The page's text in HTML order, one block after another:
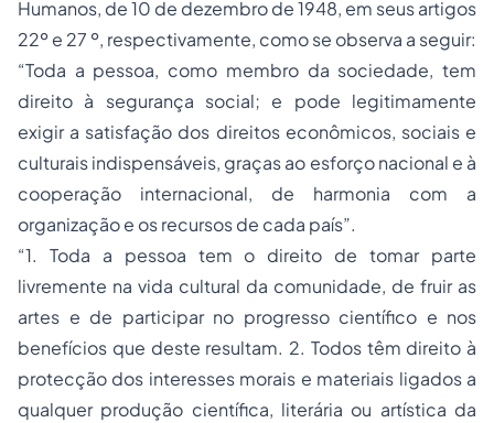
Humanos, de 10 de dezembro de 1948, em seus artigos
22º e 27 º, respectivamente, como se observa a seguir:
“Toda a pessoa, como membro da sociedade, tem
direito à segurança social; e pode legitimamente
exigir a satisfação dos direitos econômicos, sociais e
culturais indispensáveis, graças ao esforço nacional e à
cooperação internacional, de harmonia com a
organização e os recursos de cada país”.
“1. Toda a pessoa tem o direito de tomar parte
livremente na vida cultural da comunidade, de fruir as
artes e de participar no progresso científico e nos
benefícios que deste resultam. 2. Todos têm direito à
protecção dos interesses morais e materiais ligados a
qualquer produção científica, literária ou artística da